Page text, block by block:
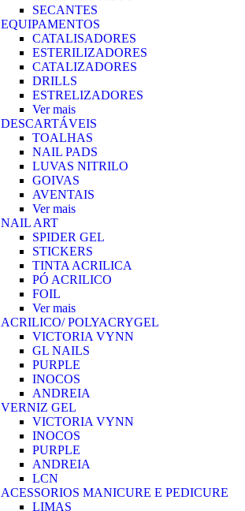
SECANTES
EQUIPAMENTOS
CATALISADORES
ESTERILIZADORES
CATALIZADORES
DRILLS
ESTRELIZADORES
Ver mais
DESCARTÁVEIS
TOALHAS
NAIL PADS
LUVAS NITRILO
GOIVAS
AVENTAIS
Ver mais
NAIL ART
SPIDER GEL
STICKERS
TINTA ACRILICA
PÓ ACRILICO
FOIL
Ver mais
ACRILICO/ POLYACRYGEL
VICTORIA VYNN
GL NAILS
PURPLE
INOCOS
ANDREIA
VERNIZ GEL
VICTORIA VYNN
INOCOS
PURPLE
ANDREIA
LCN
ACESSORIOS MANICURE E PEDICURE
LIMAS